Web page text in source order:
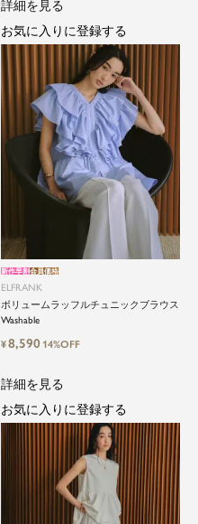
ELFRANK
ボリュームラッフルチュニックブラウス
Washable
新作早割会員価格
¥8,590 14%OFF
詳細を見る
お気に入りに登録する
詳細を見る
お気に入りに登録する